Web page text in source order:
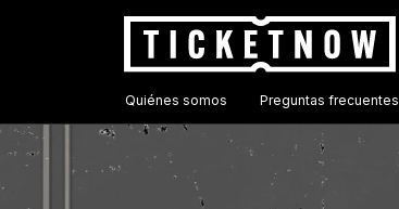
Quiénes somos Preguntas frecuentes